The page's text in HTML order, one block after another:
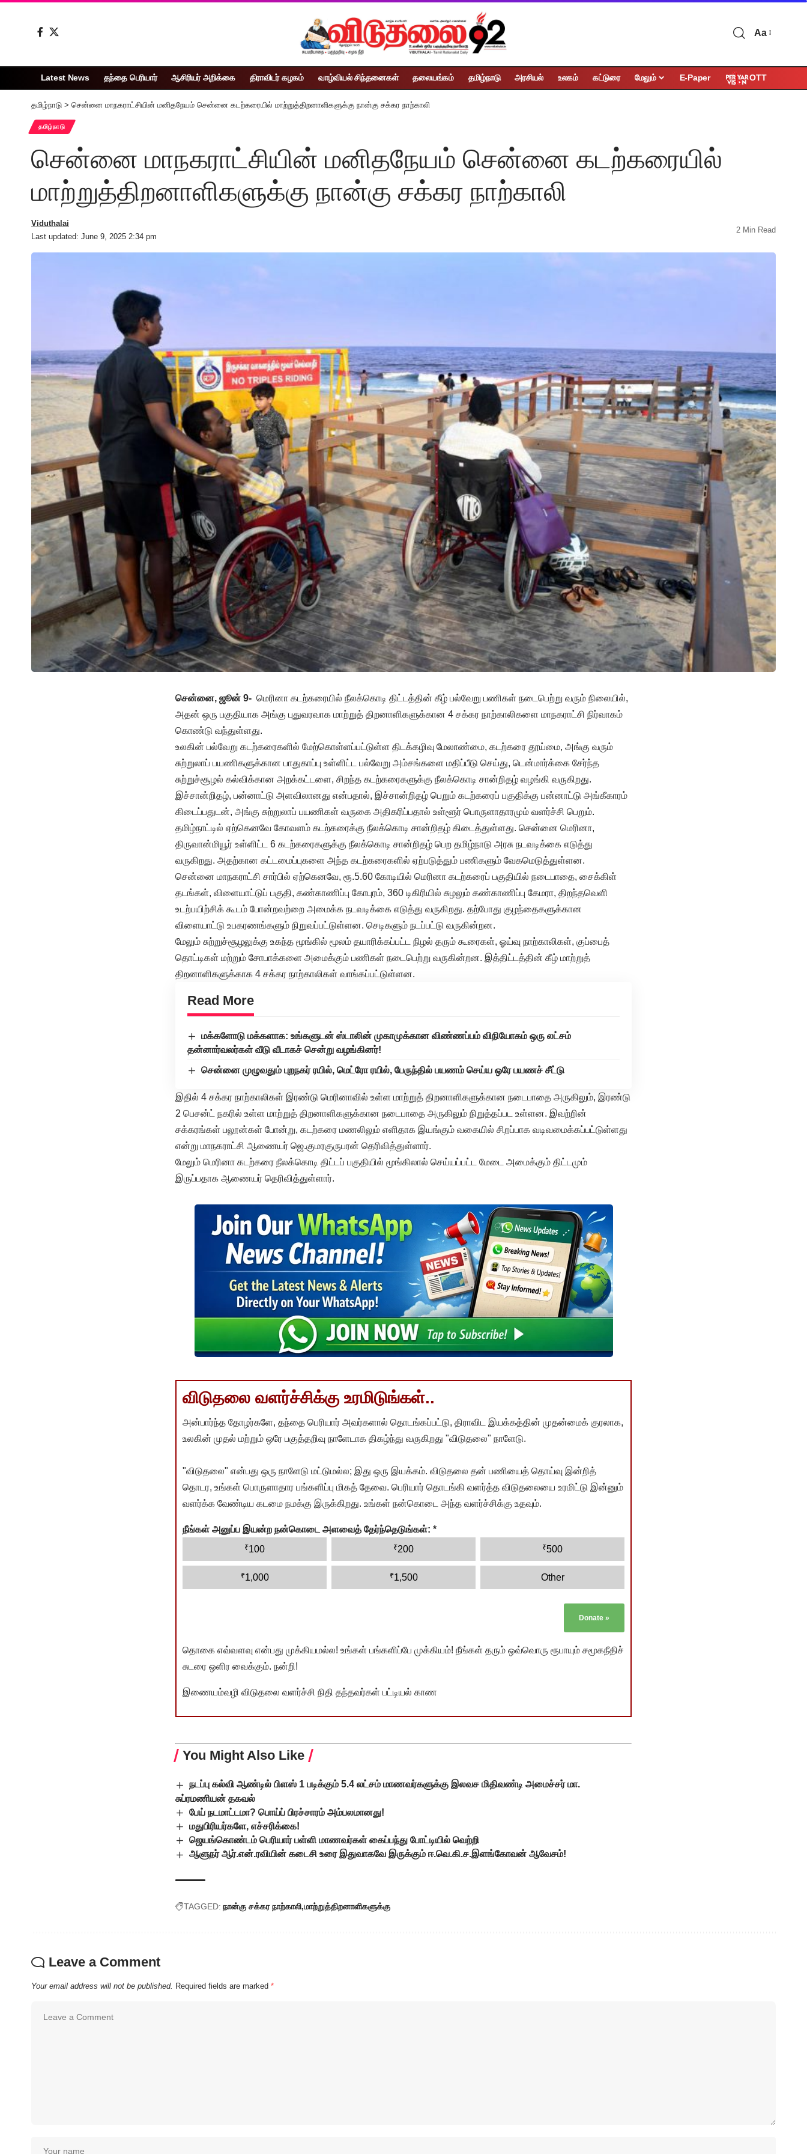
Aa
Latest News தந்தை பெரியார் ஆசிரியர் அறிக்கை திராவிடர் கழகம் வாழ்வியல் சிந்தனைகள் தலையங்கம் தமிழ்நாடு அரசியல் உலகம் கட்டுரை மேலும் E-Paper OTT
தமிழ்நாடு > சென்னை மாநகராட்சியின் மனிதநேயம் சென்னை கடற்கரையில் மாற்றுத்திறனாளிகளுக்கு நான்கு சக்கர நாற்காலி
தமிழ்நாடு
சென்னை மாநகராட்சியின் மனிதநேயம் சென்னை கடற்கரையில்
மாற்றுத்திறனாளிகளுக்கு நான்கு சக்கர நாற்காலி
Last updated: June 9, 2025 2:34 pm
Viduthalai
2 Min Read
சென்னை, ஜூன் 9- மெரினா கடற்கரையில் நீலக்கொடி திட்டத்தின் கீழ் பல்வேறு பணிகள் நடைபெற்று வரும் நிலையில்,
அதன் ஒரு பகுதியாக அங்கு புதுவரவாக மாற்றுத் திறனாளிகளுக்கான 4 சக்கர நாற்காலிகளை மாநகராட்சி நிர்வாகம்
கொண்டு வந்துள்ளது.
உலகின் பல்வேறு கடற்கரைகளில் மேற்கொள்ளப்பட்டுள்ள திடக்கழிவு மேலாண்மை, கடற்கரை தூய்மை, அங்கு வரும்
சுற்றுலாப் பயணிகளுக்கான பாதுகாப்பு உள்ளிட்ட பல்வேறு அம்சங்களை மதிப்பீடு செய்து, டென்மார்க்கை சேர்ந்த
சுற்றுச்சூழல் கல்விக்கான அறக்கட்டளை, சிறந்த கடற்கரைகளுக்கு நீலக்கொடி சான்றிதழ் வழங்கி வருகிறது.
இச்சான்றிதழ், பன்னாட்டு அளவிலானது என்பதால், இச்சான்றிதழ் பெறும் கடற்கரைப் பகுதிக்கு பன்னாட்டு அங்கீகாரம்
கிடைப்பதுடன், அங்கு சுற்றுலாப் பயணிகள் வருகை அதிகரிப்பதால் உள்ளூர் பொருளாதாரமும் வளர்ச்சி பெறும்.
தமிழ்நாட்டில் ஏற்கெனவே கோவளம் கடற்கரைக்கு நீலக்கொடி சான்றிதழ் கிடைத்துள்ளது. சென்னை மெரினா,
திருவான்மியூர் உள்ளிட்ட 6 கடற்கரைகளுக்கு நீலக்கொடி சான்றிதழ் பெற தமிழ்நாடு அரசு நடவடிக்கை எடுத்து
வருகிறது. அதற்கான கட்டமைப்புகளை அந்த கடற்கரைகளில் ஏற்படுத்தும் பணிகளும் வேகமெடுத்துள்ளன.
சென்னை மாநகராட்சி சார்பில் ஏற்கெனவே, ரூ.5.60 கோடியில் மெரினா கடற்கரைப் பகுதியில் நடைபாதை, சைக்கிள்
தடங்கள், விளையாட்டுப் பகுதி, கண்காணிப்பு கோபுரம், 360 டிகிரியில் சுழலும் கண்காணிப்பு கேமரா, திறந்தவெளி
உடற்பயிற்சிக் கூடம் போன்றவற்றை அமைக்க நடவடிக்கை எடுத்து வருகிறது. தற்போது குழந்தைகளுக்கான
விளையாட்டு உபகரணங்களும் நிறுவப்பட்டுள்ளன. செடிகளும் நடப்பட்டு வருகின்றன.
மேலும் சுற்றுச்சூழலுக்கு உகந்த மூங்கில் மூலம் தயாரிக்கப்பட்ட நிழல் தரும் கூரைகள், ஓய்வு நாற்காலிகள், குப்பைத்
தொட்டிகள் மற்றும் சோபாக்களை அமைக்கும் பணிகள் நடைபெற்று வருகின்றன. இத்திட்டத்தின் கீழ் மாற்றுத்
திறனாளிகளுக்காக 4 சக்கர நாற்காலிகள் வாங்கப்பட்டுள்ளன.
Read More
மக்களோடு மக்களாக: உங்களுடன் ஸ்டாலின் முகாமுக்கான விண்ணப்பம் விநியோகம் ஒரு லட்சம்
தன்னார்வலர்கள் வீடு வீடாகச் சென்று வழங்கினர்!
சென்னை முழுவதும் புறநகர் ரயில், மெட்ரோ ரயில், பேருந்தில் பயணம் செய்ய ஒரே பயணச் சீட்டு
இதில் 4 சக்கர நாற்காலிகள் இரண்டு மெரினாவில் உள்ள மாற்றுத் திறனாளிகளுக்கான நடைபாதை அருகிலும், இரண்டு
2 பெசன்ட் நகரில் உள்ள மாற்றுத் திறனாளிகளுக்கான நடைபாதை அருகிலும் நிறுத்தப்பட உள்ளன. இவற்றின்
சக்கரங்கள் பலூன்கள் போன்று, கடற்கரை மணலிலும் எளிதாக இயங்கும் வகையில் சிறப்பாக வடிவமைக்கப்பட்டுள்ளது
என்று மாநகராட்சி ஆணையர் ஜெ.குமரகுருபரன் தெரிவித்துள்ளார்.
மேலும் மெரினா கடற்கரை நீலக்கொடி திட்டப் பகுதியில் மூங்கிலால் செய்யப்பட்ட மேடை அமைக்கும் திட்டமும்
இருப்பதாக ஆணையர் தெரிவித்துள்ளார்.
விடுதலை வளர்ச்சிக்கு உரமிடுங்கள்..
அன்பார்ந்த தோழர்களே, தந்தை பெரியார் அவர்களால் தொடங்கப்பட்டு, திராவிட இயக்கத்தின் முதன்மைக் குரலாக,
உலகின் முதல் மற்றும் ஒரே பகுத்தறிவு நாளேடாக திகழ்ந்து வருகிறது "விடுதலை" நாளேடு.
"விடுதலை" என்பது ஒரு நாளேடு மட்டுமல்ல; இது ஒரு இயக்கம். விடுதலை தன் பணியைத் தொய்வு இன்றித்
தொடர, உங்கள் பொருளாதார பங்களிப்பு மிகத் தேவை. பெரியார் தொடங்கி வளர்த்த விடுதலையை உரமிட்டு இன்னும்
வளர்க்க வேண்டிய கடமை நமக்கு இருக்கிறது. உங்கள் நன்கொடை அந்த வளர்ச்சிக்கு உதவும்.
நீங்கள் அனுப்ப இயன்ற நன்கொடை அளவைத் தேர்ந்தெடுங்கள்: *
₹100 ₹200 ₹500
₹1,000 ₹1,500 Other
Donate »
தொகை எவ்வளவு என்பது முக்கியமல்ல! உங்கள் பங்களிப்பே முக்கியம்! நீங்கள் தரும் ஒவ்வொரு ரூபாயும் சமூகநீதிச்
சுடரை ஒளிர வைக்கும். நன்றி!
இணையம்வழி விடுதலை வளர்ச்சி நிதி தந்தவர்கள் பட்டியல் காண
You Might Also Like
நடப்பு கல்வி ஆண்டில் பிளஸ் 1 படிக்கும் 5.4 லட்சம் மாணவர்களுக்கு இலவச மிதிவண்டி அமைச்சர் மா.
சுப்ரமணியன் தகவல்
பேய் நடமாட்டமா? பொய்ப் பிரச்சாரம் அம்பலமானது!
மதுபிரியர்களே, எச்சரிக்கை!
ஜெயங்கொண்டம் பெரியார் பள்ளி மாணவர்கள் கைப்பந்து போட்டியில் வெற்றி
ஆளுநர் ஆர்.என்.ரவியின் கடைசி உரை இதுவாகவே இருக்கும் ஈ.வெ.கி.ச.இளங்கோவன் ஆவேசம்!
TAGGED: நான்கு சக்கர நாற்காலி மாற்றுத்திறனாளிகளுக்கு
Leave a Comment
Your email address will not be published. Required fields are marked *